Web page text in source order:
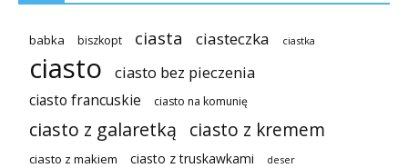
babka biszkopt ciasta ciasteczka ciastka
ciasto ciasto bez pieczenia
ciasto francuskie ciasto na komunię
ciasto z galaretką ciasto z kremem
ciasto z makiem ciasto z truskawkami deser